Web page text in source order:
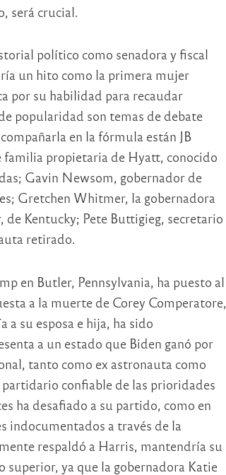
será crucial.
político como senadora y fiscal
un hito como la primera mujer
por su habilidad para recaudar
popularidad son temas de debate
en la fórmula están JB
propietaria de Hyatt, conocido
Gavin Newsom, gobernador de
Gretchen Whitmer, la gobernadora
de Kentucky; Pete Buttigieg, secretario
retirado.
en Butler, Pennsylvania, ha puesto al
a la muerte de Corey Comperatore,
su esposa e hija, ha sido
a un estado que Biden ganó por
tanto como ex astronauta como
confiable de las prioridades
ha desafiado a su partido, como en
indocumentados a través de la
respaldó a Harris, mantendría su
superior, ya que la gobernadora Katie